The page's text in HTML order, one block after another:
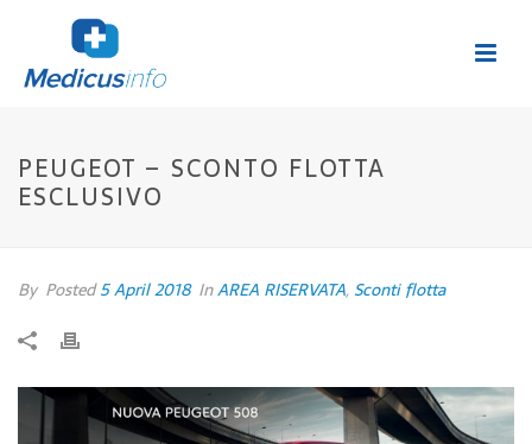
PEUGEOT – SCONTO FLOTTA
ESCLUSIVO
By Posted5 April 2018 InAREA RISERVATA,Sconti flotta